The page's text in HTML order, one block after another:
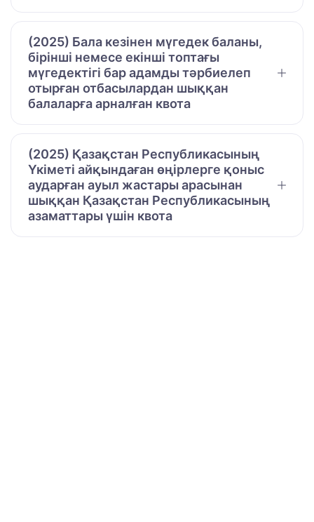
(2025) Бала кезінен мүгедек баланы,
бірінші немесе екінші топтағы
мүгедектігі бар адамды тәрбиелеп
отырған отбасылардан шыққан
балаларға арналған квота
(2025) Қазақстан Республикасының
Үкіметі айқындаған өңірлерге қоныс
аударған ауыл жастары арасынан
шыққан Қазақстан Республикасының
азаматтары үшін квота